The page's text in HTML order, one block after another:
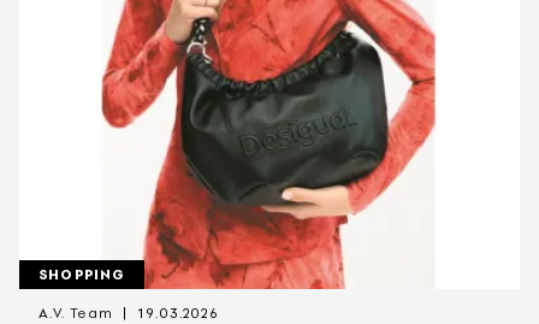
SHOPPING
A.V. Team 19.03.2026